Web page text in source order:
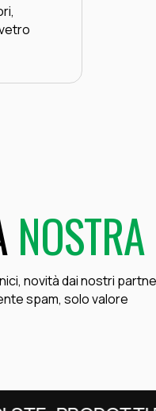
novità dai nostri
spam, solo valore